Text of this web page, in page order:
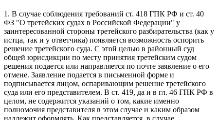
1. В случае соблюдения требований ст. 418 ГПК РФ и ст. 40
ФЗ "О третейских судах в Российской Федерации" у
заинтересованной стороны третейского разбирательства (как у
истца, так и у ответчика) появляется возможность оспорить
решение третейского суда. С этой целью в районный суд
общей юрисдикции по месту принятия третейским судом
решения подается или направляется по почте заявление о его
отмене. Заявление подается в письменной форме и
подписывается лицом, оспаривающим решение третейского
суда или его представителем. В ст. 419, да и в гл. 46 ГПК РФ в
целом, не содержится указаний о том, какие именно
полномочия представителя в этом случае и каким образом
надлежит оформлять. Как представляется, в случае